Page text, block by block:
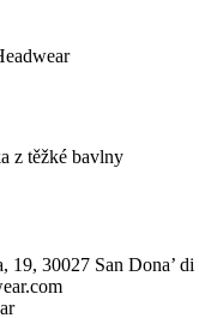
z těžké bavlny
19, 30027 San Dona’